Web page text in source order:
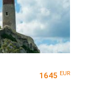
1645 EUR